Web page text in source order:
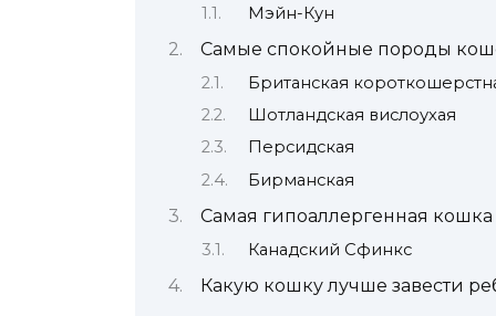
Мэйн-Кун
Самые спокойные породы
Британская
Шотландская вислоухая
Персидская
Бирманская
Самая гипоаллергенная кошка
Канадский Сфинкс
Какую кошку лучше завести